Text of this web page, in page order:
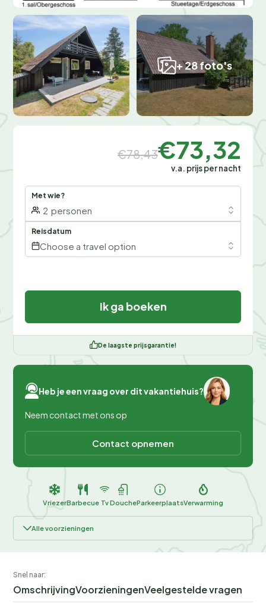
+ 28 foto's
€78,43€73,32
v.a. prijs per nacht
Met wie?
2 personen
Reisdatum
Choose a travel option
Ik ga boeken
De laagste prijsgarantie!
Heb je een vraag over dit vakantiehuis?
Neem contact met ons op
Contact opnemen
VriezerBarbecue TvDoucheParkeerplaatsVerwarming
Alle voorzieningen
Snel naar:
OmschrijvingVoorzieningenVeelgestelde vragen